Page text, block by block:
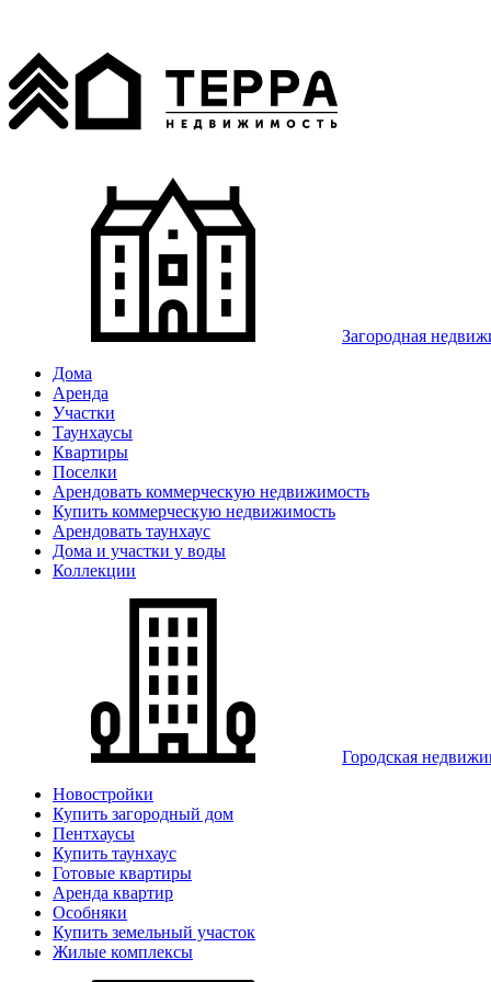
Загородная
Дома
Аренда
Участки
Таунхаусы
Квартиры
Поселки
Арендовать коммерческую недвижимость
Купить коммерческую недвижимость
Арендовать таунхаус
Дома и участки у воды
Коллекции
Городская
Новостройки
Купить загородный дом
Пентхаусы
Купить таунхаус
Готовые квартиры
Аренда квартир
Особняки
Купить земельный участок
Жилые комплексы